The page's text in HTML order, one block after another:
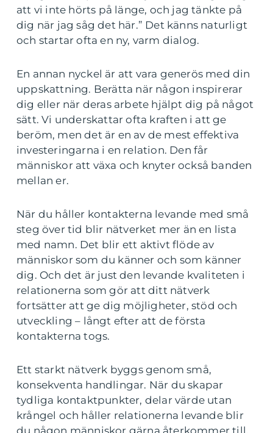
att vi inte hörts på länge, och jag tänkte på
dig när jag såg det här.” Det känns naturligt
och startar ofta en ny, varm dialog.
En annan nyckel är att vara generös med din
uppskattning. Berätta när någon inspirerar
dig eller när deras arbete hjälpt dig på något
sätt. Vi underskattar ofta kraften i att ge
beröm, men det är en av de mest effektiva
investeringarna i en relation. Den får
människor att växa och knyter också banden
mellan er.
När du håller kontakterna levande med små
steg över tid blir nätverket mer än en lista
med namn. Det blir ett aktivt flöde av
människor som du känner och som känner
dig. Och det är just den levande kvaliteten i
relationerna som gör att ditt nätverk
fortsätter att ge dig möjligheter, stöd och
utveckling – långt efter att de första
kontakterna togs.
Ett starkt nätverk byggs genom små,
konsekventa handlingar. När du skapar
tydliga kontaktpunkter, delar värde utan
krångel och håller relationerna levande blir
du någon människor gärna återkommer till.